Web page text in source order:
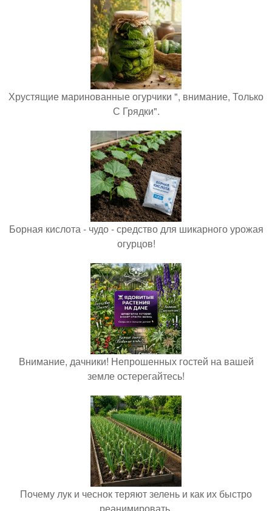
Хрустящие маринованные огурчики ", внимание, Только
С Грядки".
Борная кислота - чудо - средство для шикарного урожая
огурцов!
Внимание, дачники! Непрошенных гостей на вашей
земле остерегайтесь!
Почему лук и чеснок теряют зелень и как их быстро
реанимировать.